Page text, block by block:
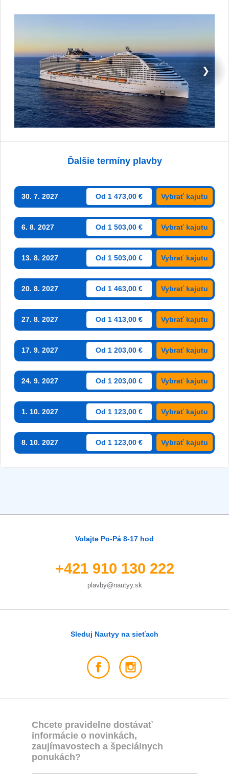
❯
Ďalšie termíny plavby
30. 7. 2027 Od 1 473,00 € Vybrať kajutu
6. 8. 2027 Od 1 503,00 € Vybrať kajutu
13. 8. 2027 Od 1 503,00 € Vybrať kajutu
20. 8. 2027 Od 1 463,00 € Vybrať kajutu
27. 8. 2027 Od 1 413,00 € Vybrať kajutu
17. 9. 2027 Od 1 203,00 € Vybrať kajutu
24. 9. 2027 Od 1 203,00 € Vybrať kajutu
1. 10. 2027 Od 1 123,00 € Vybrať kajutu
8. 10. 2027 Od 1 123,00 € Vybrať kajutu
Volajte Po-Pá 8-17 hod
+421 910 130 222
plavby@nautyy.sk
Sleduj Nautyy na sieťach
Chcete pravidelne dostávať
informácie o novinkách,
zaujímavostech a špeciálnych
ponukách?